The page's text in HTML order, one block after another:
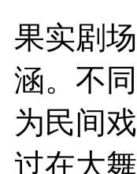
果实剧
涵。不
为民间
过在大